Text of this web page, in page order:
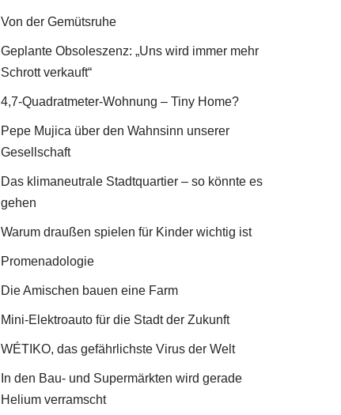
Von der Gemütsruhe
Geplante Obsoleszenz: „Uns wird immer mehr
Schrott verkauft“
4,7-Quadratmeter-Wohnung – Tiny Home?
Pepe Mujica über den Wahnsinn unserer
Gesellschaft
Das klimaneutrale Stadtquartier – so könnte es
gehen
Warum draußen spielen für Kinder wichtig ist
Promenadologie
Die Amischen bauen eine Farm
Mini-Elektroauto für die Stadt der Zukunft
WÉTIKO, das gefährlichste Virus der Welt
In den Bau- und Supermärkten wird gerade
Helium verramscht